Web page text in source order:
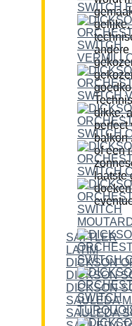
gelijke,
andere
dikke,
perfect
of een
laatste
SATTLER
LATIM
DICKSON
DICKSON
DICKSON
SAULEDA
SAULEDA